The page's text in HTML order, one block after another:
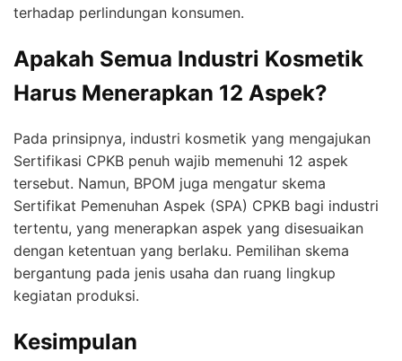
terhadap perlindungan konsumen.
Apakah Semua Industri Kosmetik
Harus Menerapkan 12 Aspek?
Pada prinsipnya, industri kosmetik yang mengajukan
Sertifikasi CPKB penuh wajib memenuhi 12 aspek
tersebut. Namun, BPOM juga mengatur skema
Sertifikat Pemenuhan Aspek (SPA) CPKB bagi industri
tertentu, yang menerapkan aspek yang disesuaikan
dengan ketentuan yang berlaku. Pemilihan skema
bergantung pada jenis usaha dan ruang lingkup
kegiatan produksi.
Kesimpulan